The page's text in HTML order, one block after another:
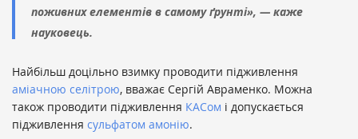
поживних елементів в самому ґрунті», — каже
науковець.
Найбільш доцільно взимку проводити підживлення
аміачною селітрою, вважає Сергій Авраменко. Можна
також проводити підживлення КАСом і допускається
підживлення сульфатом амонію.